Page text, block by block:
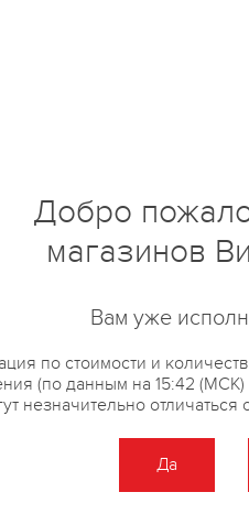
Добро
магазинов
Вам уже
по стоимости и
(по данным на 15:42
незначительно
Да